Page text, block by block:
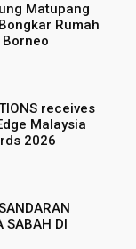
Matupang
Rumah
receives
Malaysia
2026
SABAH DI